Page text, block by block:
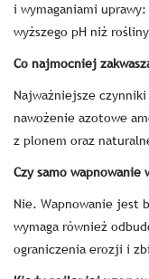
i wymaganiami
wyższego pH niż
Co najmocniej
Najważniejsze
nawożenie azotowe
z plonem oraz
Czy samo wapnowanie
Nie. Wapnowanie jest
wymaga również
ograniczenia erozji i